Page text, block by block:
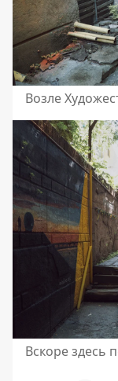
Возле
Вскоре здесь